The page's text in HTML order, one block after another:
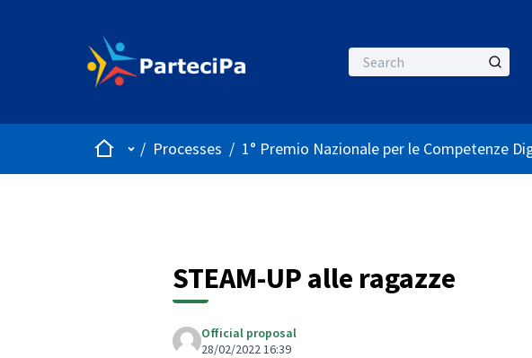
HomeMain menu
/ Processes / 1° Premio Nazionale per le Competenze
STEAM-UP alle ragazze
Official proposal
28/02/2022 16:39